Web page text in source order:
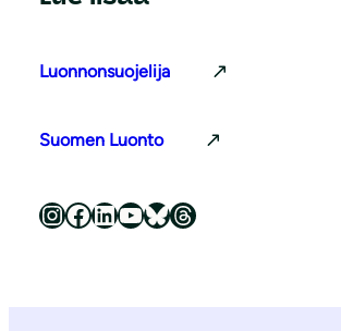
Luonnonsuojelija
Suomen Luonto
Luonnonsuojeluliitto Instagramissa Luonnonsuojeluliitto Facebookissa Luonnonsuojeluliitto LinkedInissä Luonnonsuojeluliiton YouTube-kanava Luonnonsuojeluliitto Blueskyssa Luonnonsuojeluliitto Threadsissa